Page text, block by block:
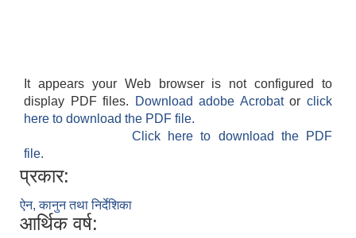
It appears your Web browser is not configured to
display PDF files.
Download adobe Acrobatorclick
here to download the PDF file.
Click here to download the PDF
file.
प्रकार:
ऐन, कानुन तथा निर्देशिका
आर्थिक वर्ष: